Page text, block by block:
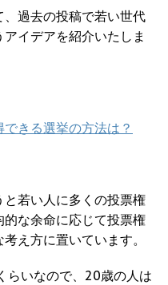
過去の投稿で若い世代
イデアを紹介いたしま
きる選挙の方法は？
若い人に多くの投票権
な余命に応じて投票権
え方に置いています。
らいなので、20歳の人は